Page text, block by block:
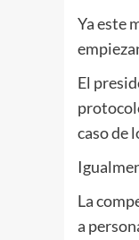
Ya este
El
caso de
La
a